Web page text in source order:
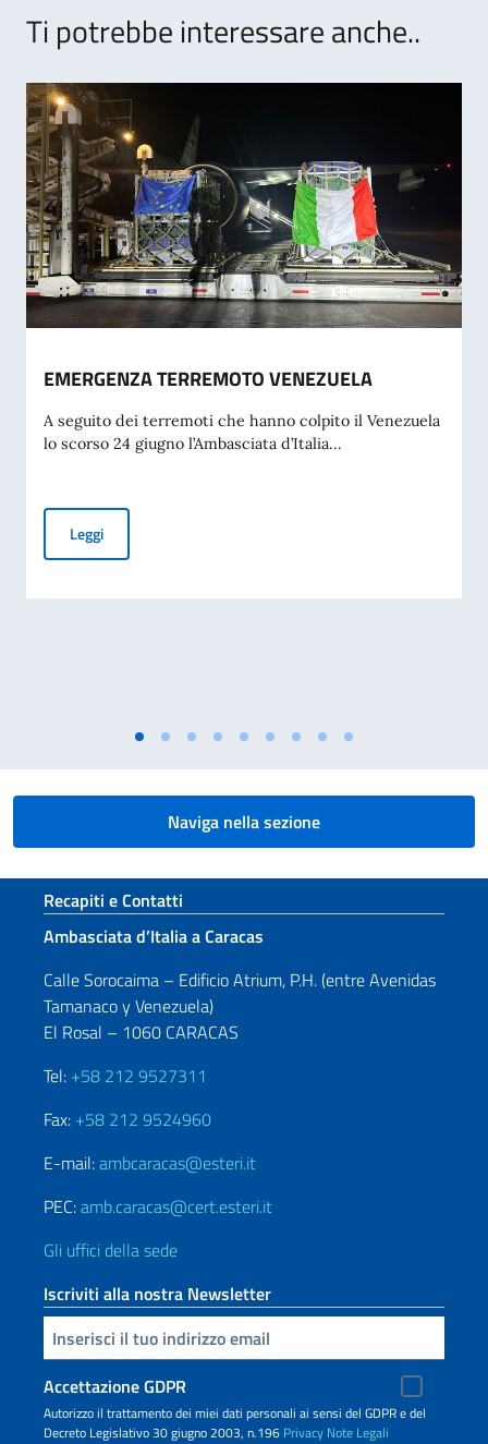
Ti potrebbe interessare anche..
EMERGENZA TERREMOTO VENEZUELA
A seguito dei terremoti che hanno colpito il Venezuela
lo scorso 24 giugno l’Ambasciata d’Italia...
LeggiEMERGENZA TERREMOTO VENEZUELA
Naviga nella sezione
Sezione footer
Recapiti e Contatti
Ambasciata d’Italia a Caracas
Calle Sorocaima – Edificio Atrium, P.H. (entre Avenidas
Tamanaco y Venezuela)
El Rosal – 1060 CARACAS
Tel: +58 212 9527311
Fax: +58 212 9524960
E-mail:ambcaracas@esteri.it
PEC:amb.caracas@cert.esteri.it
Gli uffici della sede
Iscriviti alla nostra Newsletter
Inserisci la tua email
Accettazione GDPR
Autorizzo il trattamento dei miei dati personali ai sensi del GDPR e del
Decreto Legislativo 30 giugno 2003, n.196 Privacy Note Legali